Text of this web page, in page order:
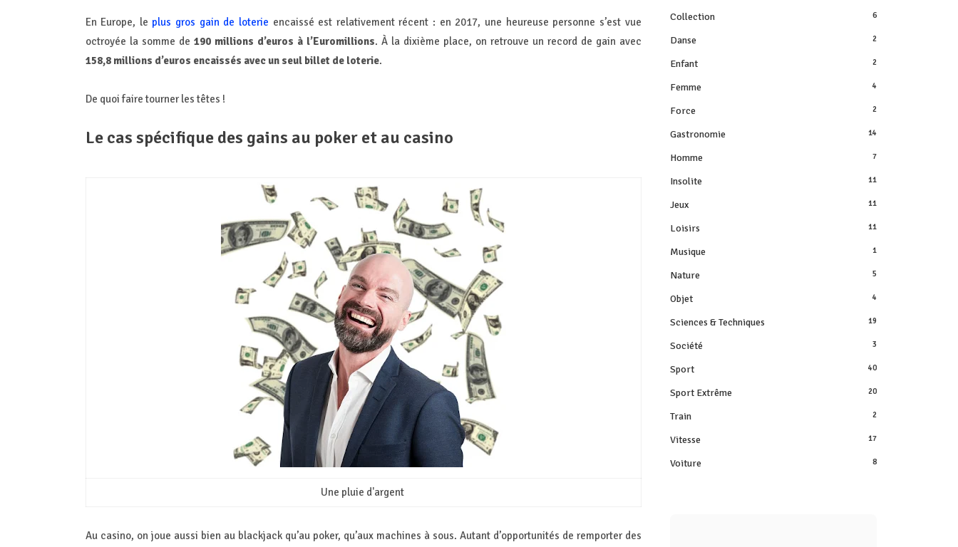
En Europe, le plus gros gain de loterie encaissé est relativement récent : en 2017, une heureuse personne s’est vue
octroyée la somme de 190 millions d’euros à l’Euromillions. À la dixième place, on retrouve un record de gain avec
158,8 millions d’euros encaissés avec un seul billet de loterie.
De quoi faire tourner les têtes !
Le cas spécifique des gains au poker et au casino
Une pluie d'argent
Au casino, on joue aussi bien au blackjack qu’au poker, qu’aux machines à sous. Autant d’opportunités de remporter des
Collection 6
Danse 2
Enfant 2
Femme 4
Force 2
Gastronomie 14
Homme 7
Insolite 11
Jeux 11
Loisirs 11
Musique 1
Nature 5
Objet 4
Sciences & Techniques 19
Société 3
Sport 40
Sport Extrême 20
Train 2
Vitesse 17
Voiture 8